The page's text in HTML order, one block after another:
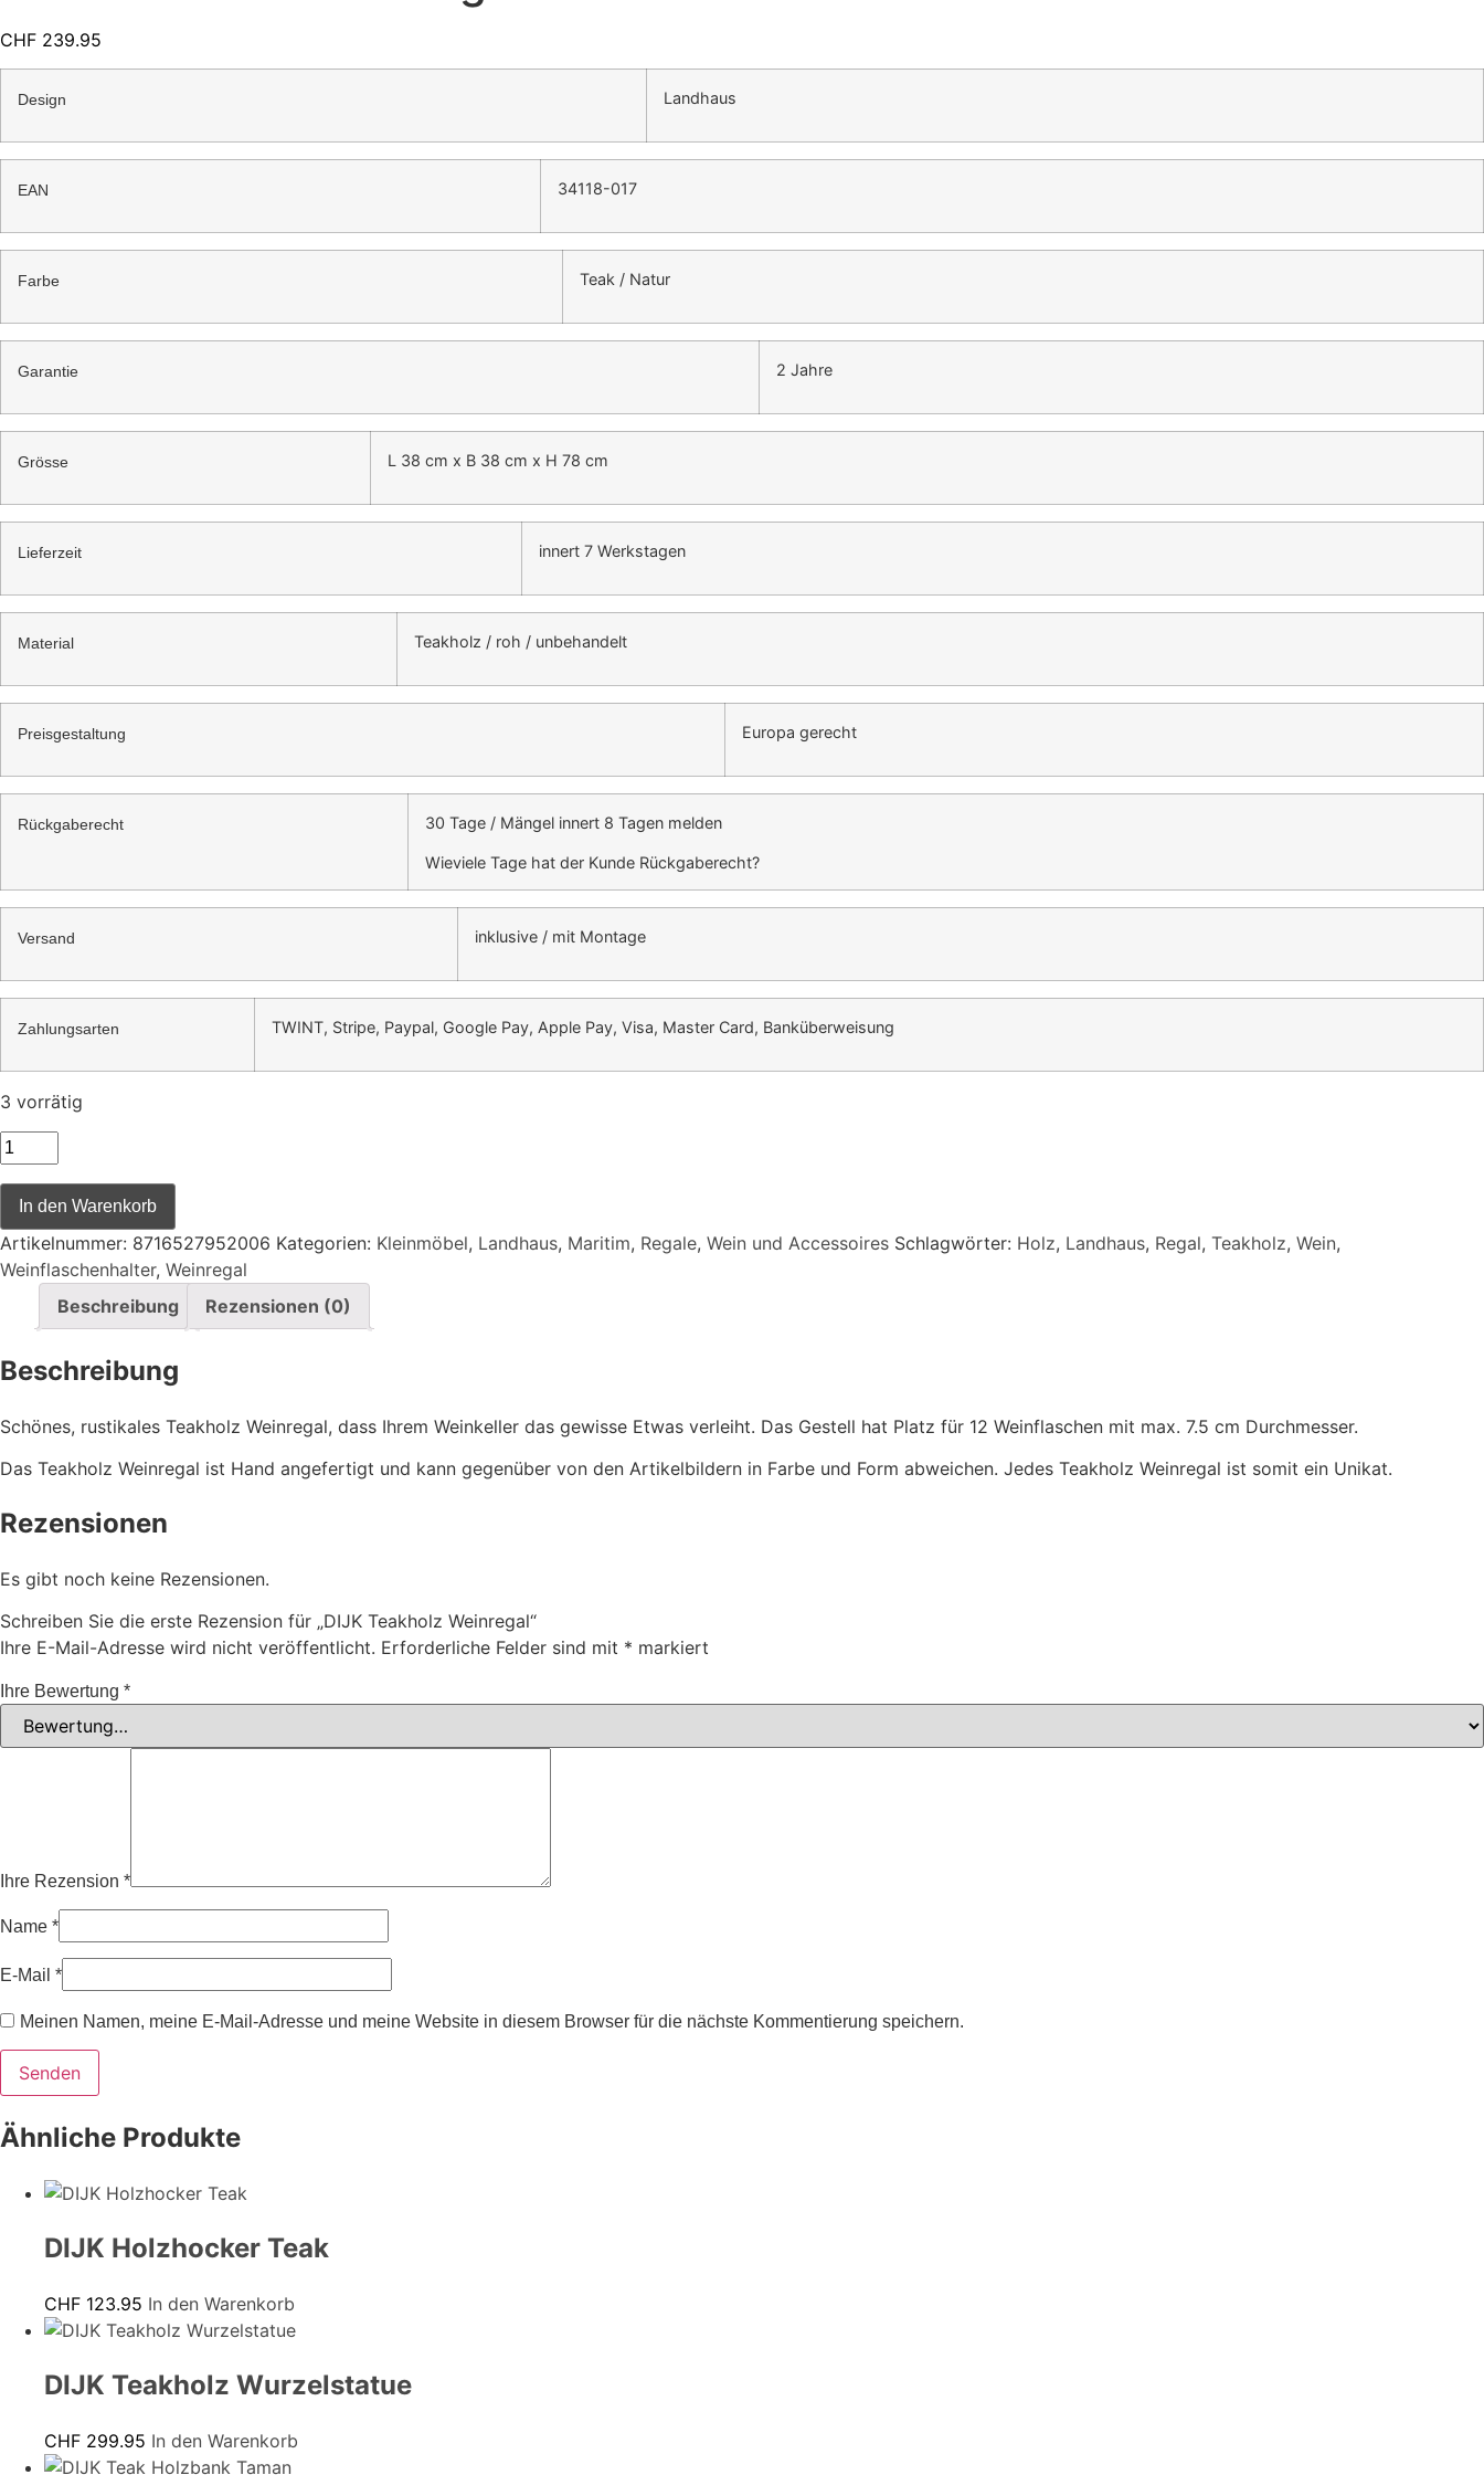
CHF 239.95
Design Landhaus
EAN 34118-017
Farbe Teak / Natur
Garantie 2 Jahre
Grösse L 38 cm x B 38 cm x H 78 cm
Lieferzeit innert 7 Werkstagen
Material Teakholz / roh / unbehandelt
Preisgestaltung Europa gerecht
Rückgaberecht 30 Tage / Mängel innert 8 Tagen melden
Wieviele Tage hat der Kunde Rückgaberecht?
Versand inklusive / mit Montage
Zahlungsarten TWINT, Stripe, Paypal, Google Pay, Apple Pay, Visa, Master Card, Banküberweisung
3 vorrätig
In den Warenkorb
Artikelnummer: 8716527952006 Kategorien: Kleinmöbel, Landhaus, Maritim, Regale, Wein und Accessoires Schlagwörter: Holz, Landhaus, Regal, Teakholz, Wein,
Weinflaschenhalter, Weinregal
Beschreibung
Rezensionen (0)
Beschreibung
Schönes, rustikales Teakholz Weinregal, dass Ihrem Weinkeller das gewisse Etwas verleiht. Das Gestell hat Platz für 12 Weinflaschen mit max. 7.5 cm Durchmesser.
Das Teakholz Weinregal ist Hand angefertigt und kann gegenüber von den Artikelbildern in Farbe und Form abweichen. Jedes Teakholz Weinregal ist somit ein Unikat.
Rezensionen
Es gibt noch keine Rezensionen.
Schreiben Sie die erste Rezension für „DIJK Teakholz Weinregal“
Ihre E-Mail-Adresse wird nicht veröffentlicht. Erforderliche Felder sind mit * markiert
Ihre Bewertung *
Ihre Rezension *
Name *
E-Mail *
Meinen Namen, meine E-Mail-Adresse und meine Website in diesem Browser für die nächste Kommentierung speichern.
Ähnliche Produkte
DIJK Holzhocker Teak
CHF 123.95 In den Warenkorb
DIJK Teakholz Wurzelstatue
CHF 299.95 In den Warenkorb